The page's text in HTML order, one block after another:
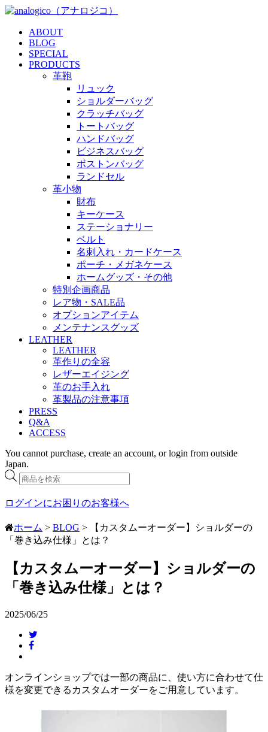
ABOUT
BLOG
SPECIAL
PRODUCTS
革鞄
リュック
ショルダーバッグ
クラッチバッグ
トートバッグ
ハンドバッグ
ビジネスバッグ
ボストンバッグ
ランドセル
革小物
財布
キーケース
ステーショナリー
ベルト
名刺入れ・カードケース
ポーチ・メガネケース
ホームグッズ・その他
特別企画商品
レア物・SALE品
オプションアイテム
メンテナンスグッズ
LEATHER
LEATHER
革作りの全容
レザーエイジング
革のお手入れ
革製品の注意事項
PRESS
Q&A
ACCESS
You cannot purchase, create an account, or login from outside
Japan.
商
品
検
ログインにお困りのお客様へ
ホーム > BLOG > 【カスタムーオーダー】ショルダーの
「巻き込み仕様」とは？
【カスタムーオーダー】ショルダーの
「巻き込み仕様」とは？
2025/06/25
オンラインショップでは一部の商品に、使い方に合わせて仕
様を変更できるカスタムオーダーをご用意しています。